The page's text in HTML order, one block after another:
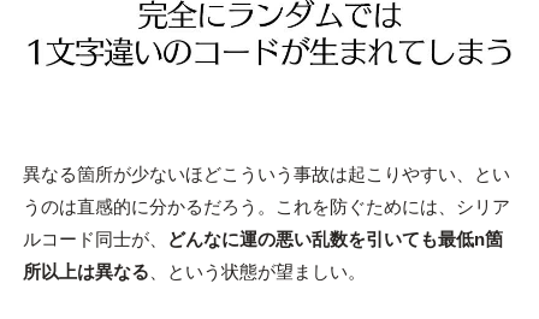
異なる箇所が少ないほどこういう事故は起こりやすい、とい
うのは直感的に分かるだろう。これを防ぐためには、シリア
ルコード同士が、
どんなに運の悪い乱数を引いても最低n箇
所以上は異なる 、という状態が望ましい。